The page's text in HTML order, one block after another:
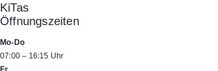
KiTas
Öffnungszeiten
Mo-Do
07:00 – 16:15 Uhr
Fr